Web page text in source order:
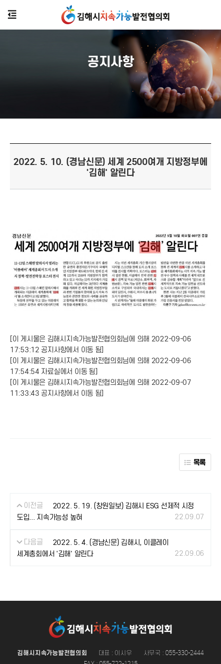
공지사항
2022. 5. 10. (경남신문) 세계 2500여개 지방정부에
'김해' 알린다
[이 게시물은 김해시지속가능발전협의회님에 의해 2022-09-06
17:53:12 공지사항에서 이동 됨]
[이 게시물은 김해시지속가능발전협의회님에 의해 2022-09-06
17:54:54 자료실에서 이동 됨]
[이 게시물은 김해시지속가능발전협의회님에 의해 2022-09-07
11:33:43 공지사항에서 이동 됨]
목록
이전글
2022. 5. 19. (창원일보) 김해시 ESG 선제적 시정
도입... 지속가능성 높혀
22.09.07
다음글
2022. 5. 4. (경남신문) 김해시, 이클레이
세계총회에서 '김해' 알린다
22.09.06
김해시지속가능발전협의회 대표 : 이시우
사무국 : 055-330-2444